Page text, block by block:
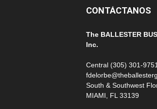
CONTÁCTANOS
The BALLESTER
Inc.
Central (305) 301-9751
South & Southwest
MIAMI, FL 33139